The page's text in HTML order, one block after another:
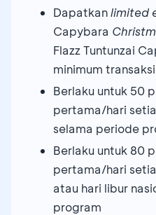
Dapatkanlimited
Capybara
Flazz Tuntunzai
minimum
Berlaku untuk 50
pertama/hari
selama periode
Berlaku untuk 80
pertama/hari
atau hari libur
program